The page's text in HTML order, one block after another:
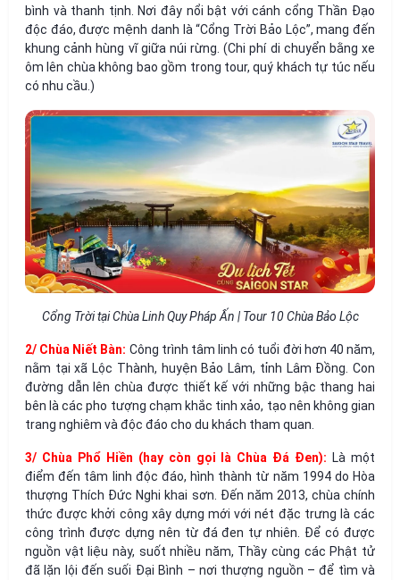
bình và thanh tịnh. Nơi đây nổi bật với cánh cổng Thần Đạo
độc đáo, được mệnh danh là “Cổng Trời Bảo Lộc”, mang đến
khung cảnh hùng vĩ giữa núi rừng. (Chi phí di chuyển bằng xe
ôm lên chùa không bao gồm trong tour, quý khách tự túc nếu
có nhu cầu.)
Cổng Trời tại Chùa Linh Quy Pháp Ấn | Tour 10 Chùa Bảo Lộc
2/ Chùa Niết Bàn: Công trình tâm linh có tuổi đời hơn 40 năm,
nằm tại xã Lộc Thành, huyện Bảo Lâm, tỉnh Lâm Đồng. Con
đường dẫn lên chùa được thiết kế với những bậc thang hai
bên là các pho tượng chạm khắc tinh xảo, tạo nên không gian
trang nghiêm và độc đáo cho du khách tham quan.
3/ Chùa Phổ Hiền (hay còn gọi là Chùa Đá Đen): Là một
điểm đến tâm linh độc đáo, hình thành từ năm 1994 do Hòa
thượng Thích Đức Nghi khai sơn. Đến năm 2013, chùa chính
thức được khởi công xây dựng mới với nét đặc trưng là các
công trình được dựng nên từ đá đen tự nhiên. Để có được
nguồn vật liệu này, suốt nhiều năm, Thầy cùng các Phật tử
đã lặn lội đến suối Đại Bình – nơi thượng nguồn – để tìm và